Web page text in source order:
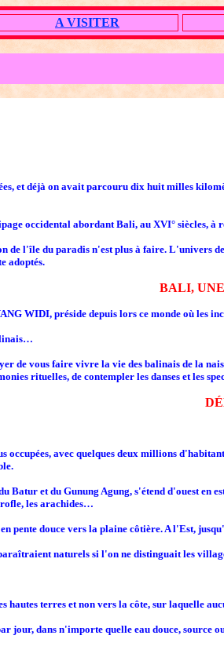
A VISITER
et déjà on avait parcouru dix huit milles
occidental abordant Bali, au XVI° siècles, à
de l'île du paradis n'est plus à faire. L'univers
adoptés.
BALI,
WIDI, préside depuis lors ce monde où les
de vous faire vivre la vie des balinais de la
rituelles, de contempler les danses et les
occupées, avec quelques deux millions
Batur et du Gunung Agung, s'étend d'ouest
les arachides…
pente douce vers la plaine côtière. A l'Est,
naturels si l'on ne distinguait les
hautes terres et non vers la côte, sur laquelle
jour, dans n'importe quelle eau douce, source